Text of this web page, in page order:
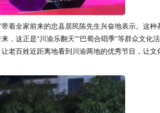
着全家前来的忠县居民陈先生兴奋地表示。这种
，这正是“川渝乐翻天”“巴蜀合唱季”等群众文化
老百姓近距离地看到川渝两地的优秀节目，让文